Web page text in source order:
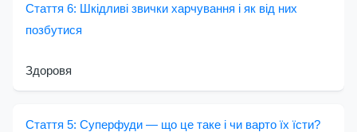
Стаття 6: Шкідливі звички харчування і як від них
позбутися
Здоровя
Стаття 5: Суперфуди — що це таке і чи варто їх їсти?